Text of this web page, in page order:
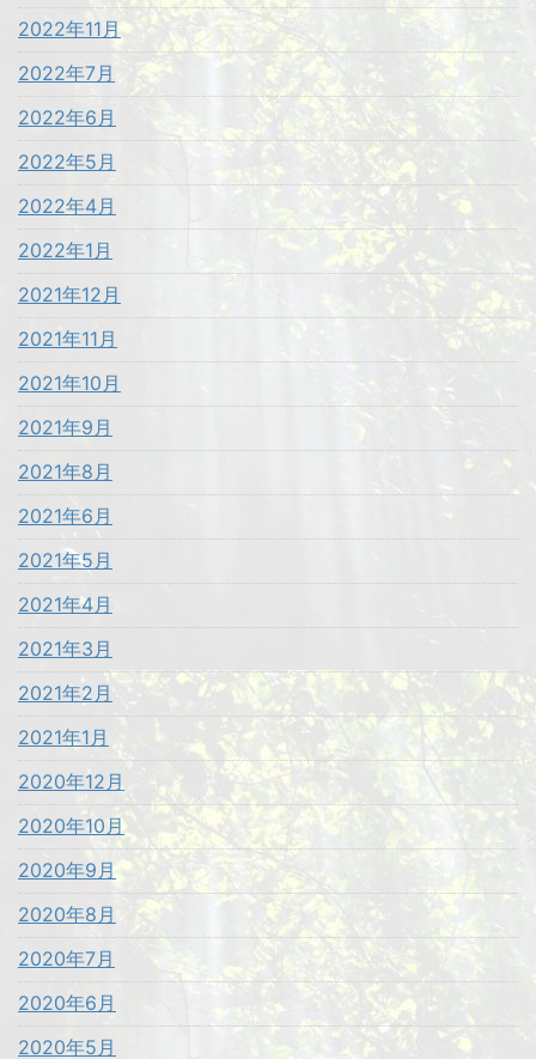
2022年11月
2022年7月
2022年6月
2022年5月
2022年4月
2022年1月
2021年12月
2021年11月
2021年10月
2021年9月
2021年8月
2021年6月
2021年5月
2021年4月
2021年3月
2021年2月
2021年1月
2020年12月
2020年10月
2020年9月
2020年8月
2020年7月
2020年6月
2020年5月